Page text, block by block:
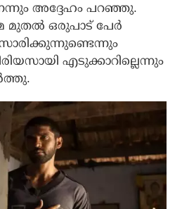
അദ്ദേഹം പറഞ്ഞു.
മുതല്‍ ഒരുപാട് പേര്‍
എടുക്കാറില്ലെന്നും